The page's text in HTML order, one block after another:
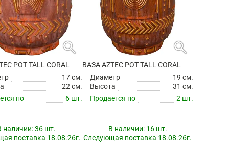
search
POT TALL CORAL
17 см.
22 см.
по
6 шт.
наличии:36 шт.
поставка 18.08.26г.
search
ВАЗА AZTEC POT TALL CORAL
Диаметр
19 см.
Высота
31 см.
Продается по
2 шт.
В наличии: 16 шт.
Следующая поставка 18.08.26г.